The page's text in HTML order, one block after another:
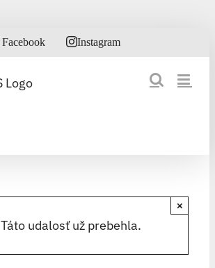
Facebook Instagram
Táto udalosť už prebehla.
×